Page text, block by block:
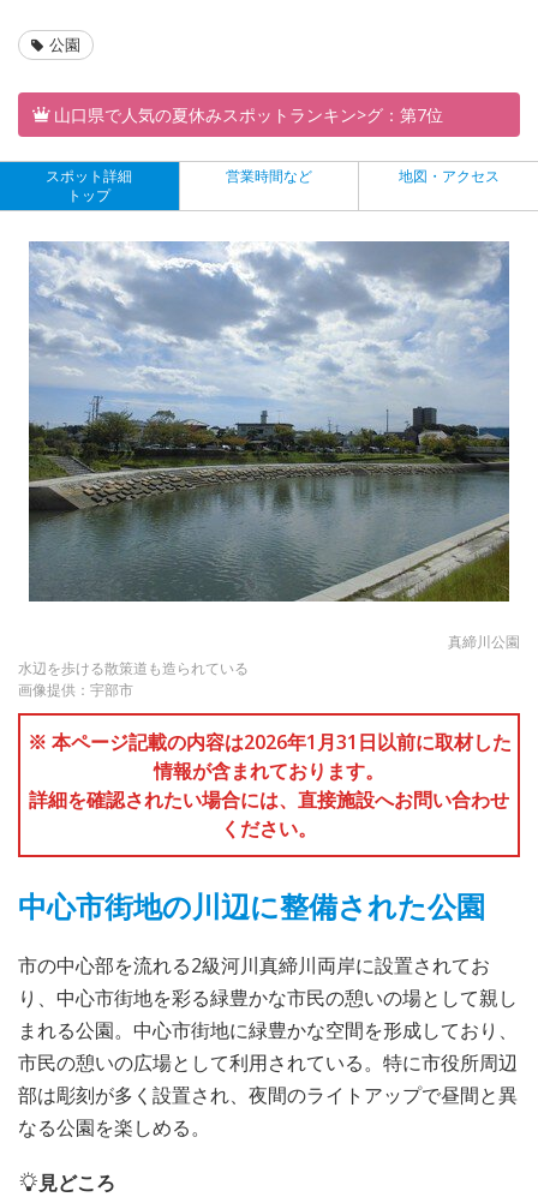
公園
山口県で人気の夏休みスポットランキン>グ：第7位
スポット詳細
トップ
営業時間など 地図・アクセス
真締川公園
水辺を歩ける散策道も造られている
画像提供：宇部市
※ 本ページ記載の内容は2026年1月31日以前に取材した
情報が含まれております。
詳細を確認されたい場合には、直接施設へお問い合わせ
ください。
中心市街地の川辺に整備された公園
市の中心部を流れる2級河川真締川両岸に設置されてお
り、中心市街地を彩る緑豊かな市民の憩いの場として親し
まれる公園。中心市街地に緑豊かな空間を形成しており、
市民の憩いの広場として利用されている。特に市役所周辺
部は彫刻が多く設置され、夜間のライトアップで昼間と異
なる公園を楽しめる。
見どころ